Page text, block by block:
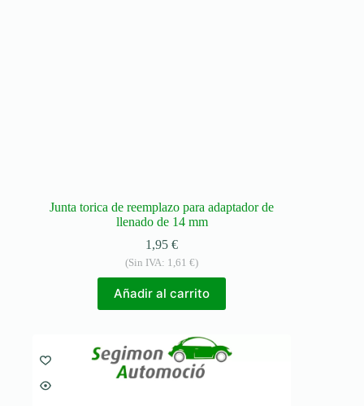
Junta torica de reemplazo para adaptador de
llenado de 14 mm
1,95€
(Sin IVA: 1,61€)
Añadir al carrito